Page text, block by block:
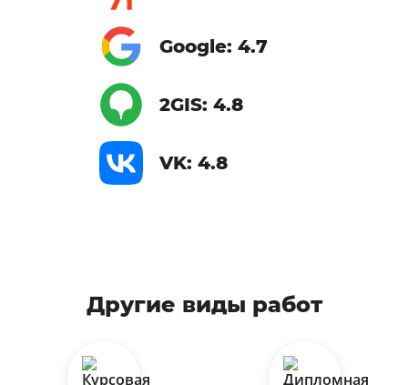
Google: 4.7
2GIS: 4.8
VK: 4.8
Другие виды работ